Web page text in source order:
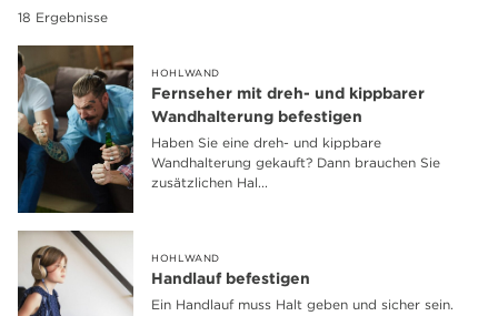
18 Ergebnisse
HOHLWAND
Fernseher mit dreh- und kippbarer
Wandhalterung befestigen
Haben Sie eine dreh- und kippbare
Wandhalterung gekauft? Dann brauchen Sie
zusätzlichen Hal...
HOHLWAND
Handlauf befestigen
Ein Handlauf muss Halt geben und sicher sein.